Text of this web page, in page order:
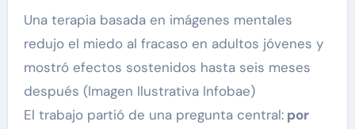
Una terapia basada en imágenes mentales
redujo el miedo al fracaso en adultos jóvenes y
mostró efectos sostenidos hasta seis meses
después (Imagen Ilustrativa Infobae)
El trabajo partió de una pregunta central:por